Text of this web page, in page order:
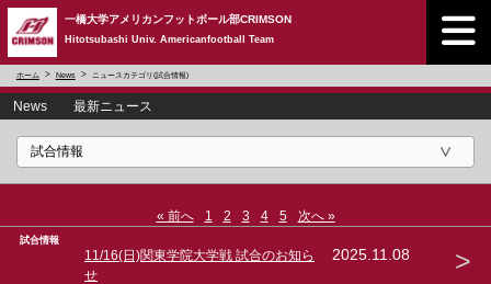
一橋大学アメリカンフットボール部CRIMSON
Hitotsubashi Univ. Americanfootball Team
ホーム News ニュースカテゴリ(試合情報)
News 最新ニュース
« 前へ 1 2 3 4 5 次へ »
試合情報
11/16(日)関東学院大学戦 試合のお知ら
せ
2025.11.08 >